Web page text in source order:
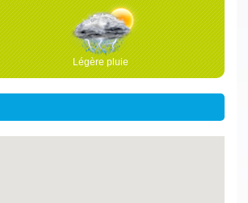
Légère pluie